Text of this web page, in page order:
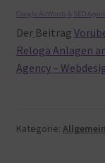
Google AdWords& SEO
Der Beitrag
Reloga Anlagen
Agency –
Kategorie: Allgemein